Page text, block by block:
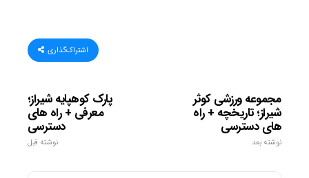
اشتراک‌گذاری
پارک کوهپایه شیراز؛
معرفی + راه های
دسترسی
نوشته قبل
مجموعه ورزشی کوثر
شیراز؛ تاریخچه + راه
های دسترسی
نوشته بعد